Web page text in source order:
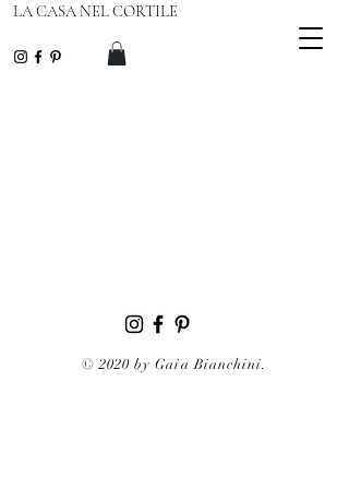
LA CASA NEL CORTILE
© 2020 by Gaia Bianchini.